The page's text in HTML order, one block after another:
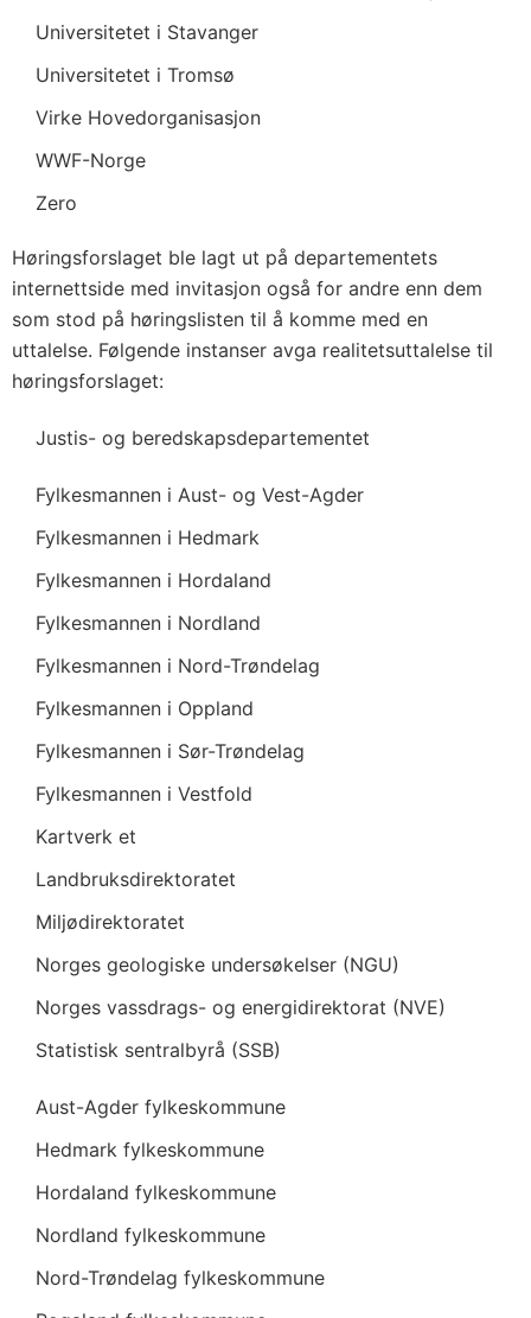
Universitetet i Stavanger
Universitetet i Tromsø
Virke Hovedorganisasjon
WWF-Norge
Zero
Høringsforslaget ble lagt ut på departementets
internettside med invitasjon også for andre enn dem
som stod på høringslisten til å komme med en
uttalelse. Følgende instanser avga realitetsuttalelse til
høringsforslaget:
Justis- og beredskapsdepartementet
Fylkesmannen i Aust- og Vest-Agder
Fylkesmannen i Hedmark
Fylkesmannen i Hordaland
Fylkesmannen i Nordland
Fylkesmannen i Nord-Trøndelag
Fylkesmannen i Oppland
Fylkesmannen i Sør-Trøndelag
Fylkesmannen i Vestfold
Kartverk et
Landbruksdirektoratet
Miljødirektoratet
Norges geologiske undersøkelser (NGU)
Norges vassdrags- og energidirektorat (NVE)
Statistisk sentralbyrå (SSB)
Aust-Agder fylkeskommune
Hedmark fylkeskommune
Hordaland fylkeskommune
Nordland fylkeskommune
Nord-Trøndelag fylkeskommune